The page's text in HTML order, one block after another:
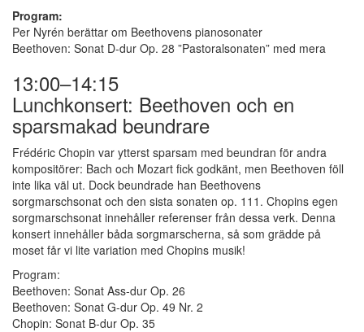
Program:
Per Nyrén berättar om Beethovens pianosonater
Beethoven: Sonat D-dur Op. 28 ”Pastoralsonaten” med mera
13:00–14:15
Lunchkonsert: Beethoven och en
sparsmakad beundrare
Frédéric Chopin var ytterst sparsam med beundran för andra
kompositörer: Bach och Mozart fick godkänt, men Beethoven föll
inte lika väl ut. Dock beundrade han Beethovens
sorgmarschsonat och den sista sonaten op. 111. Chopins egen
sorgmarschsonat innehåller referenser från dessa verk. Denna
konsert innehåller båda sorgmarscherna, så som grädde på
moset får vi lite variation med Chopins musik!
Program:
Beethoven: Sonat Ass-dur Op. 26
Beethoven: Sonat G-dur Op. 49 Nr. 2
Chopin: Sonat B-dur Op. 35